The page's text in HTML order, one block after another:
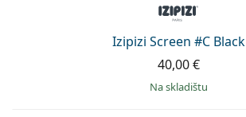
Izipizi Screen #C Black
40,00 €
na skladištu